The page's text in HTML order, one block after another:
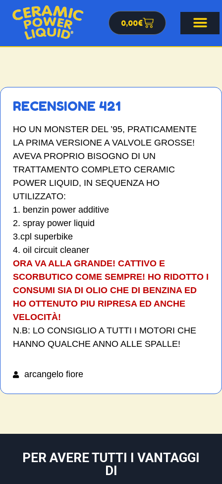
0,00€
RECENSIONE 421
HO UN MONSTER DEL ’95, PRATICAMENTE
LA PRIMA VERSIONE A VALVOLE GROSSE!
AVEVA PROPRIO BISOGNO DI UN
TRATTAMENTO COMPLETO CERAMIC
POWER LIQUID, IN SEQUENZA HO
UTILIZZATO:
1. benzin power additive
2. spray power liquid
3.cpl superbike
4. oil circuit cleaner
ORA VA ALLA GRANDE! CATTIVO E
SCORBUTICO COME SEMPRE! HO RIDOTTO I
CONSUMI SIA DI OLIO CHE DI BENZINA ED
HO OTTENUTO PIU RIPRESA ED ANCHE
VELOCITÀ!
N.B: LO CONSIGLIO A TUTTI I MOTORI CHE
HANNO QUALCHE ANNO ALLE SPALLE!
arcangelo fiore
PER AVERE TUTTI I VANTAGGI
DI